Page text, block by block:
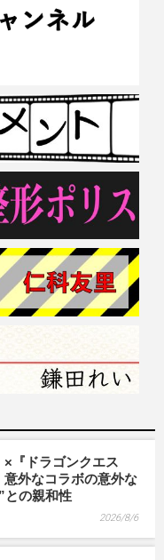
×『ドラゴンクエス
意外なコラボの意外な
との親和性
2026/8/6